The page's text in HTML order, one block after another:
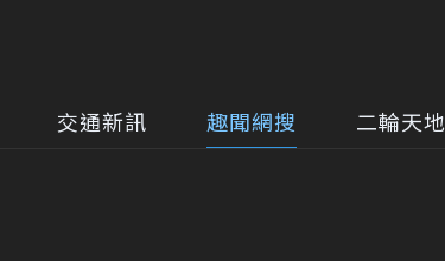
交通新訊 趣聞網搜 二輪天地